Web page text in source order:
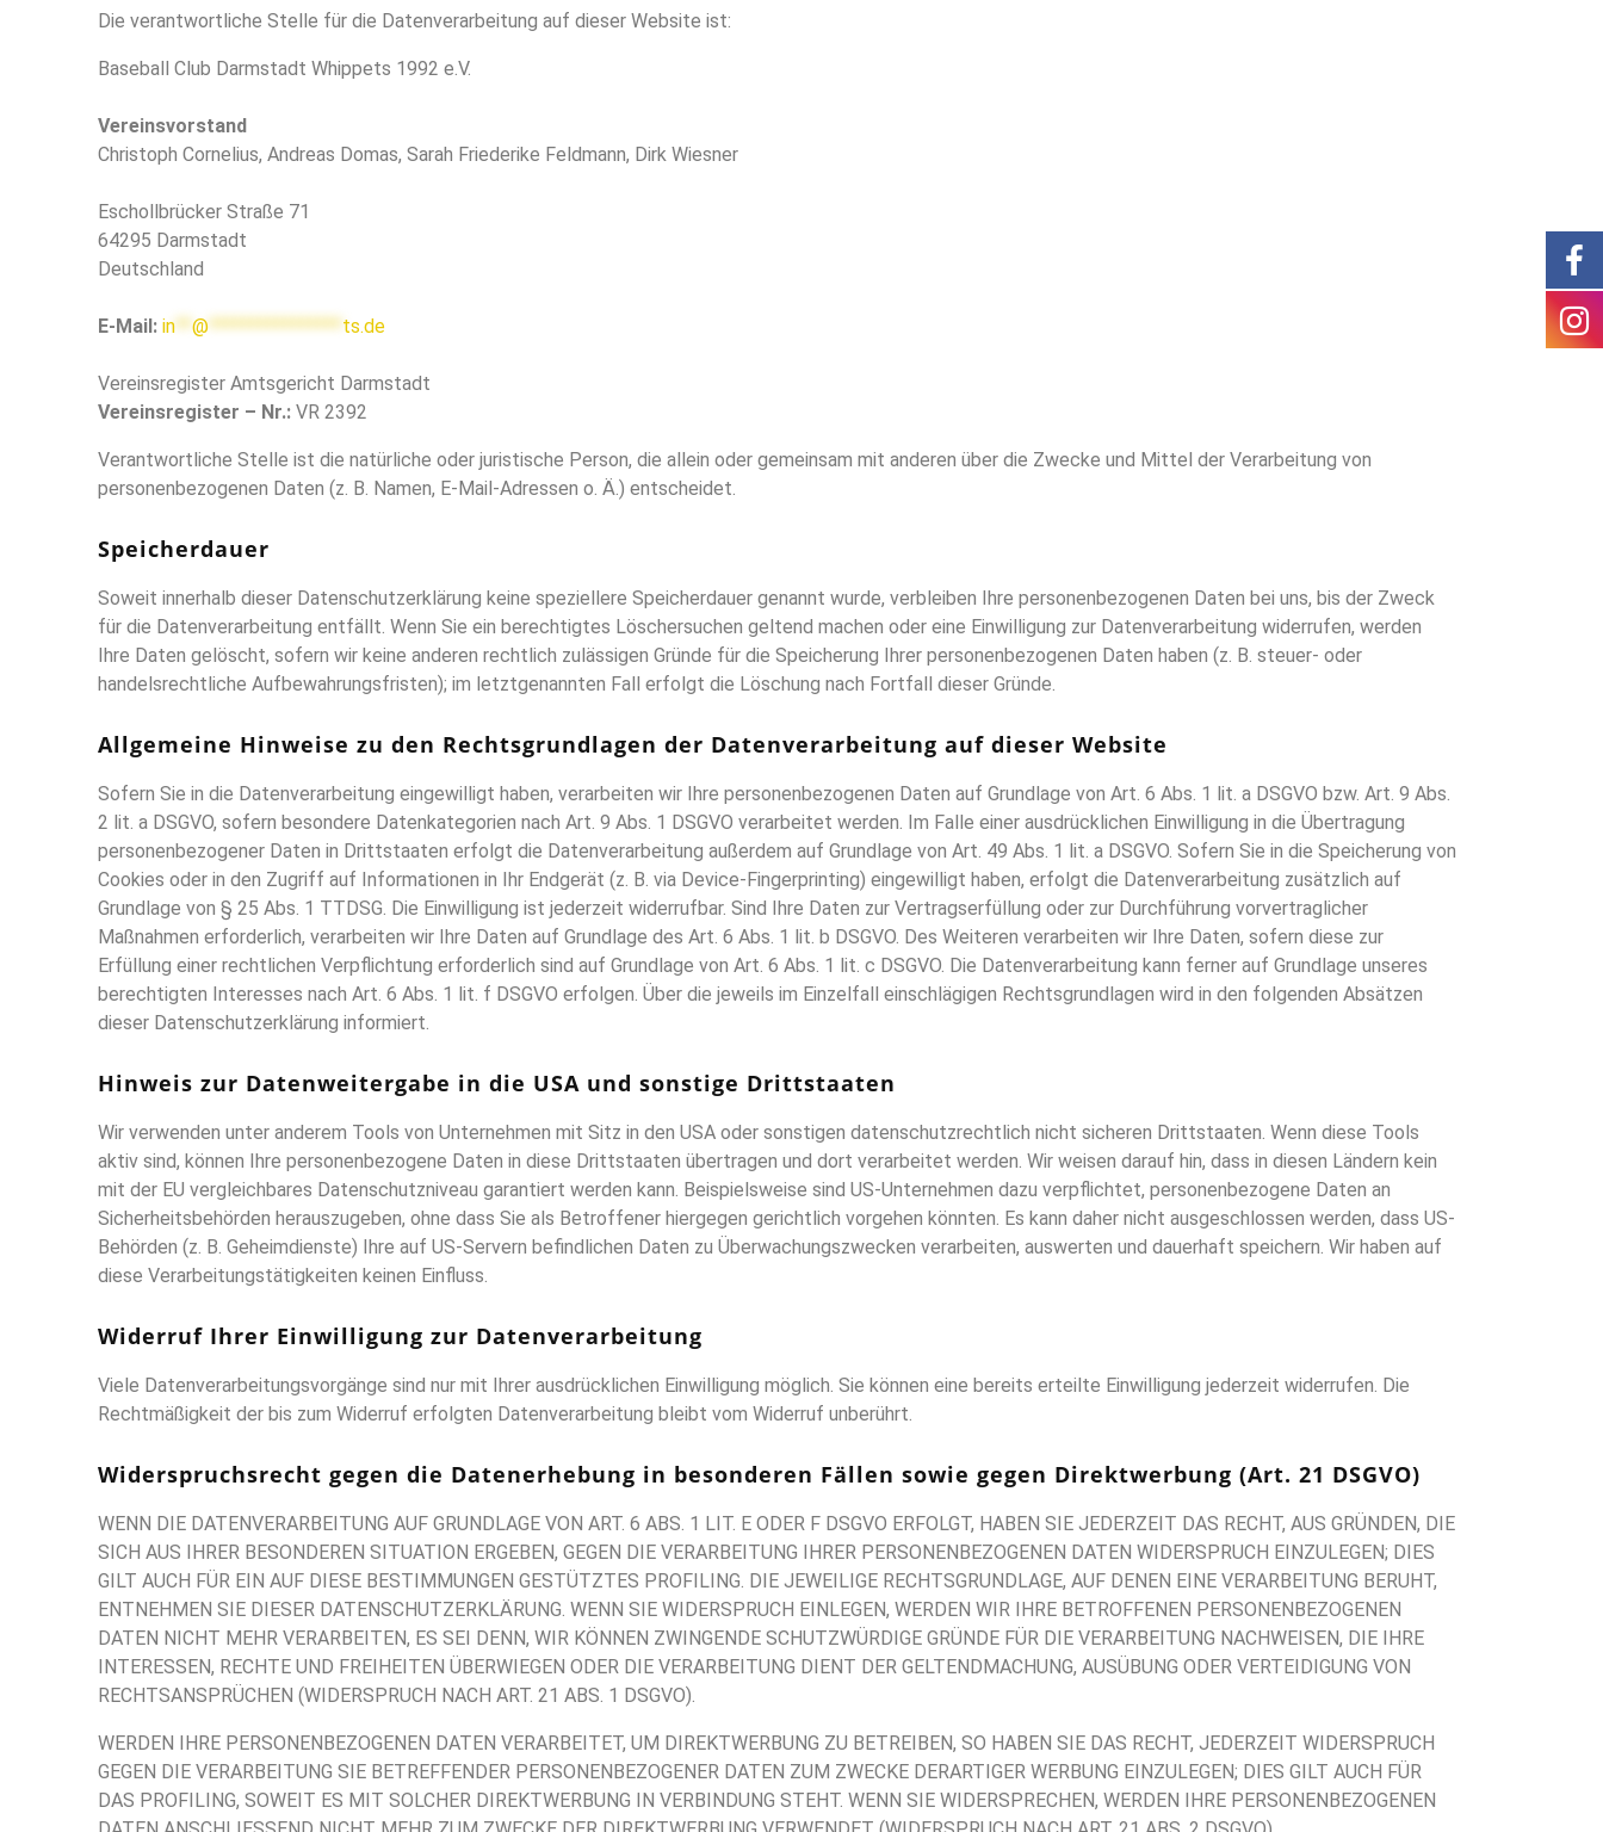
Die verantwortliche Stelle für die Datenverarbeitung auf dieser Website ist:
Baseball Club Darmstadt Whippets 1992 e.V.
Vereinsvorstand
Christoph Cornelius, Andreas Domas, Sarah Friederike Feldmann, Dirk Wiesner
Eschollbrücker Straße 71
64295 Darmstadt
Deutschland
E-Mail: in**@****************ts.de
Vereinsregister Amtsgericht Darmstadt
Vereinsregister – Nr.: VR 2392
Verantwortliche Stelle ist die natürliche oder juristische Person, die allein oder gemeinsam mit anderen über die Zwecke und Mittel der Verarbeitung von
personenbezogenen Daten (z. B. Namen, E-Mail-Adressen o. Ä.) entscheidet.
Speicherdauer
Soweit innerhalb dieser Datenschutzerklärung keine speziellere Speicherdauer genannt wurde, verbleiben Ihre personenbezogenen Daten bei uns, bis der Zweck
für die Datenverarbeitung entfällt. Wenn Sie ein berechtigtes Löschersuchen geltend machen oder eine Einwilligung zur Datenverarbeitung widerrufen, werden
Ihre Daten gelöscht, sofern wir keine anderen rechtlich zulässigen Gründe für die Speicherung Ihrer personenbezogenen Daten haben (z. B. steuer- oder
handelsrechtliche Aufbewahrungsfristen); im letztgenannten Fall erfolgt die Löschung nach Fortfall dieser Gründe.
Allgemeine Hinweise zu den Rechtsgrundlagen der Datenverarbeitung auf dieser Website
Sofern Sie in die Datenverarbeitung eingewilligt haben, verarbeiten wir Ihre personenbezogenen Daten auf Grundlage von Art. 6 Abs. 1 lit. a DSGVO bzw. Art. 9 Abs.
2 lit. a DSGVO, sofern besondere Datenkategorien nach Art. 9 Abs. 1 DSGVO verarbeitet werden. Im Falle einer ausdrücklichen Einwilligung in die Übertragung
personenbezogener Daten in Drittstaaten erfolgt die Datenverarbeitung außerdem auf Grundlage von Art. 49 Abs. 1 lit. a DSGVO. Sofern Sie in die Speicherung von
Cookies oder in den Zugriff auf Informationen in Ihr Endgerät (z. B. via Device-Fingerprinting) eingewilligt haben, erfolgt die Datenverarbeitung zusätzlich auf
Grundlage von § 25 Abs. 1 TTDSG. Die Einwilligung ist jederzeit widerrufbar. Sind Ihre Daten zur Vertragserfüllung oder zur Durchführung vorvertraglicher
Maßnahmen erforderlich, verarbeiten wir Ihre Daten auf Grundlage des Art. 6 Abs. 1 lit. b DSGVO. Des Weiteren verarbeiten wir Ihre Daten, sofern diese zur
Erfüllung einer rechtlichen Verpflichtung erforderlich sind auf Grundlage von Art. 6 Abs. 1 lit. c DSGVO. Die Datenverarbeitung kann ferner auf Grundlage unseres
berechtigten Interesses nach Art. 6 Abs. 1 lit. f DSGVO erfolgen. Über die jeweils im Einzelfall einschlägigen Rechtsgrundlagen wird in den folgenden Absätzen
dieser Datenschutzerklärung informiert.
Hinweis zur Datenweitergabe in die USA und sonstige Drittstaaten
Wir verwenden unter anderem Tools von Unternehmen mit Sitz in den USA oder sonstigen datenschutzrechtlich nicht sicheren Drittstaaten. Wenn diese Tools
aktiv sind, können Ihre personenbezogene Daten in diese Drittstaaten übertragen und dort verarbeitet werden. Wir weisen darauf hin, dass in diesen Ländern kein
mit der EU vergleichbares Datenschutzniveau garantiert werden kann. Beispielsweise sind US-Unternehmen dazu verpflichtet, personenbezogene Daten an
Sicherheitsbehörden herauszugeben, ohne dass Sie als Betroffener hiergegen gerichtlich vorgehen könnten. Es kann daher nicht ausgeschlossen werden, dass US-
Behörden (z. B. Geheimdienste) Ihre auf US-Servern befindlichen Daten zu Überwachungszwecken verarbeiten, auswerten und dauerhaft speichern. Wir haben auf
diese Verarbeitungstätigkeiten keinen Einfluss.
Widerruf Ihrer Einwilligung zur Datenverarbeitung
Viele Datenverarbeitungsvorgänge sind nur mit Ihrer ausdrücklichen Einwilligung möglich. Sie können eine bereits erteilte Einwilligung jederzeit widerrufen. Die
Rechtmäßigkeit der bis zum Widerruf erfolgten Datenverarbeitung bleibt vom Widerruf unberührt.
Widerspruchsrecht gegen die Datenerhebung in besonderen Fällen sowie gegen Direktwerbung (Art. 21 DSGVO)
WENN DIE DATENVERARBEITUNG AUF GRUNDLAGE VON ART. 6 ABS. 1 LIT. E ODER F DSGVO ERFOLGT, HABEN SIE JEDERZEIT DAS RECHT, AUS GRÜNDEN, DIE
SICH AUS IHRER BESONDEREN SITUATION ERGEBEN, GEGEN DIE VERARBEITUNG IHRER PERSONENBEZOGENEN DATEN WIDERSPRUCH EINZULEGEN; DIES
GILT AUCH FÜR EIN AUF DIESE BESTIMMUNGEN GESTÜTZTES PROFILING. DIE JEWEILIGE RECHTSGRUNDLAGE, AUF DENEN EINE VERARBEITUNG BERUHT,
ENTNEHMEN SIE DIESER DATENSCHUTZERKLÄRUNG. WENN SIE WIDERSPRUCH EINLEGEN, WERDEN WIR IHRE BETROFFENEN PERSONENBEZOGENEN
DATEN NICHT MEHR VERARBEITEN, ES SEI DENN, WIR KÖNNEN ZWINGENDE SCHUTZWÜRDIGE GRÜNDE FÜR DIE VERARBEITUNG NACHWEISEN, DIE IHRE
INTERESSEN, RECHTE UND FREIHEITEN ÜBERWIEGEN ODER DIE VERARBEITUNG DIENT DER GELTENDMACHUNG, AUSÜBUNG ODER VERTEIDIGUNG VON
RECHTSANSPRÜCHEN (WIDERSPRUCH NACH ART. 21 ABS. 1 DSGVO).
WERDEN IHRE PERSONENBEZOGENEN DATEN VERARBEITET, UM DIREKTWERBUNG ZU BETREIBEN, SO HABEN SIE DAS RECHT, JEDERZEIT WIDERSPRUCH
GEGEN DIE VERARBEITUNG SIE BETREFFENDER PERSONENBEZOGENER DATEN ZUM ZWECKE DERARTIGER WERBUNG EINZULEGEN; DIES GILT AUCH FÜR
DAS PROFILING, SOWEIT ES MIT SOLCHER DIREKTWERBUNG IN VERBINDUNG STEHT. WENN SIE WIDERSPRECHEN, WERDEN IHRE PERSONENBEZOGENEN